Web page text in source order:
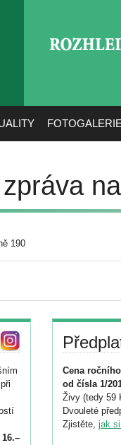
190
Cena
od čísla 1/
Živy (tedy 59
Dvouleté
Zjistěte, jak